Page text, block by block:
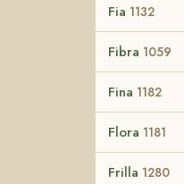
Fia 1132
Fibra 1059
Fina 1182
Flora 1181
Frilla 1280